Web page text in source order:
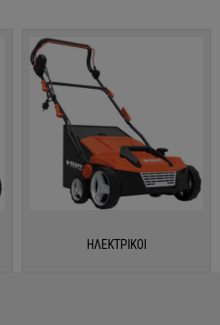
ΗΛΕΚΤΡΙΚΟΙ